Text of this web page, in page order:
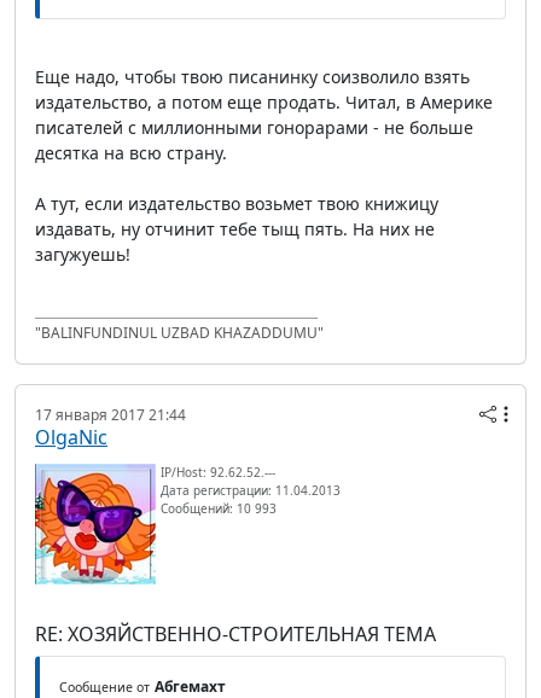
Еще надо, чтобы твою писанинку соизволило взять
издательство, а потом еще продать. Читал, в Америке
писателей с миллионными гонорарами - не больше
десятка на всю страну.
А тут, если издательство возьмет твою книжицу
издавать, ну отчинит тебе тыщ пять. На них не
загужуешь!
"BALINFUNDINUL UZBAD KHAZADDUMU"
17 января 2017 21:44
OlgaNic
IP/Host: 92.62.52.---
Дата регистрации: 11.04.2013
Сообщений: 10 993
RE: ХОЗЯЙСТВЕННО-СТРОИТЕЛЬНАЯ ТЕМА
Сообщение от Абгемахт